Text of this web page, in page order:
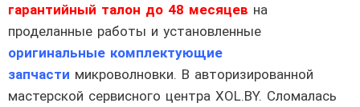
гарантийный талон до 48 месяцев на
проделанные работы и установленные
оригинальные комплектующие
запчасти микроволновки. В авторизированной
мастерской сервисного центра XOL.BY. Сломалась